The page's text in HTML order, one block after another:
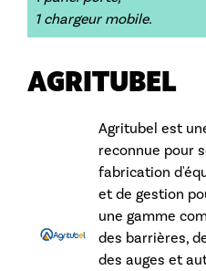
1 chargeur mobile.
AGRITUBEL
Agritubel est
reconnue pour
fabrication
et de gestion
une gamme
des barrières,
des auges et